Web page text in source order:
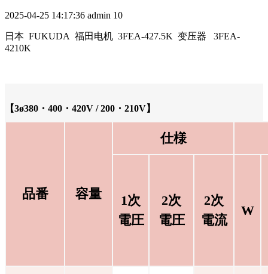
2025-04-25 14:17:36 admin 10
日本 FUKUDA 福田电机 3FEA-427.5K 变压器 3FEA-
4210K
【3ø380・400・420V / 200・210V】
品番 容量
仕様
1次
電圧
2次
電圧
2次
電流
W